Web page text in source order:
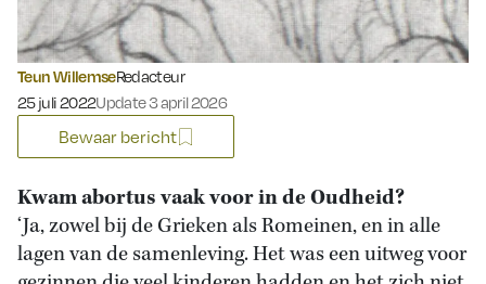
Teun WillemseRedacteur
Gepubliceerd op:
25 juli 2022Update 3 april 2026
Bewaar bericht
Kwam abortus vaak voor in de Oudheid?
‘Ja, zowel bij de Grieken als Romeinen, en in alle
lagen van de samenleving. Het was een uitweg voor